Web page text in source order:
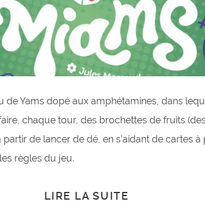
de Yams dopé aux amphétamines, dans
chaque tour, des brochettes de fruits
de lancer de dé, en s’aidant de cartes
règles du jeu.
LIRE LA SUITE